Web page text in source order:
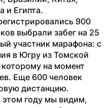
и Египта.
900
выбрали забег на 25
участник марафона: с
в Югру из Томской
на момент
Еще 600 человек
дистанцию.
этом году мы видим,